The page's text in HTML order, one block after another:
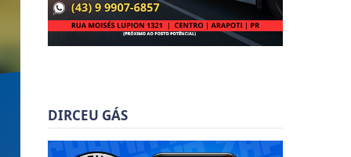
DIRCEU GÁS